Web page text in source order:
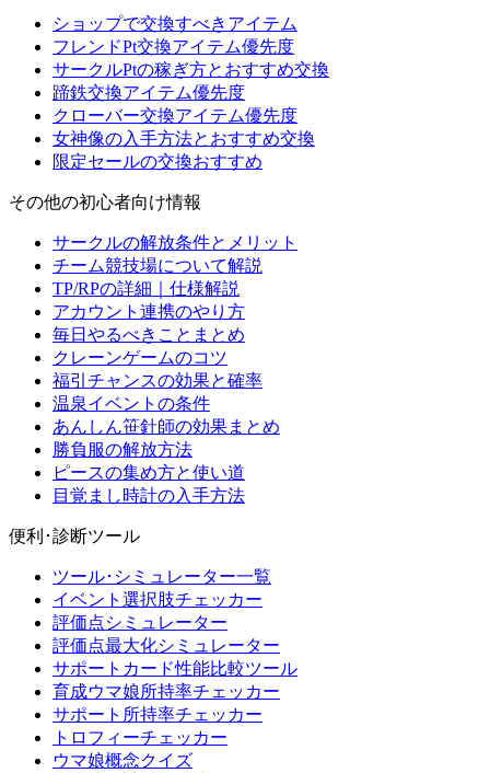
ショップで交換すべきアイテム
フレンドPt交換アイテム優先度
サークルPtの稼ぎ方とおすすめ交換
蹄鉄交換アイテム優先度
クローバー交換アイテム優先度
女神像の入手方法とおすすめ交換
限定セールの交換おすすめ
その他の初心者向け情報
サークルの解放条件とメリット
チーム競技場について解説
TP/RPの詳細｜仕様解説
アカウント連携のやり方
毎日やるべきことまとめ
クレーンゲームのコツ
福引チャンスの効果と確率
温泉イベントの条件
あんしん笹針師の効果まとめ
勝負服の解放方法
ピースの集め方と使い道
目覚まし時計の入手方法
便利･診断ツール
ツール･シミュレーター一覧
イベント選択肢チェッカー
評価点シミュレーター
評価点最大化シミュレーター
サポートカード性能比較ツール
育成ウマ娘所持率チェッカー
サポート所持率チェッカー
トロフィーチェッカー
ウマ娘概念クイズ